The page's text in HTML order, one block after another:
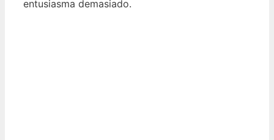
entusiasma demasiado.